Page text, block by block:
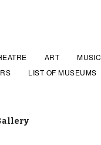
ART MUSIC
LIST OF MUSEUMS